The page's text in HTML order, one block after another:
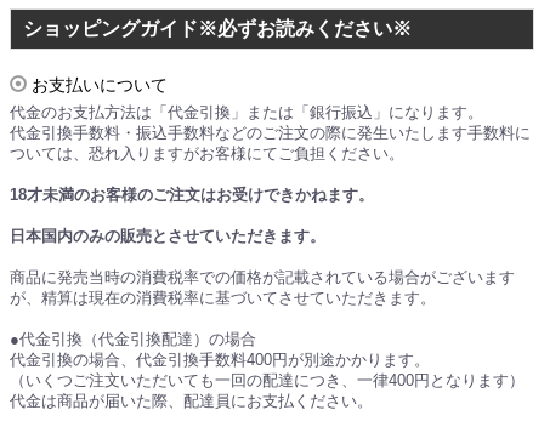
ショッピングガイド※必ずお読みください※
お支払いについて
代金のお支払方法は「代金引換」または「銀行振込」になります。
代金引換手数料・振込手数料などのご注文の際に発生いたします手数料に
ついては、恐れ入りますがお客様にてご負担ください。
18才未満のお客様のご注文はお受けできかねます。
日本国内のみの販売とさせていただきます。
商品に発売当時の消費税率での価格が記載されている場合がございます
が、精算は現在の消費税率に基づいてさせていただきます。
●代金引換（代金引換配達）の場合
代金引換の場合、代金引換手数料400円が別途かかります。
（いくつご注文いただいても一回の配達につき、一律400円となります）
代金は商品が届いた際、配達員にお支払ください。